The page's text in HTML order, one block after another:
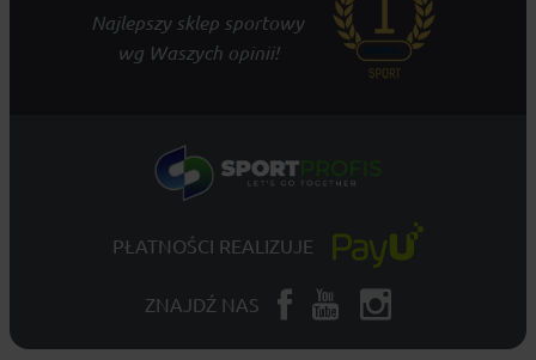
Najlepszy sklep sportowy
wg Waszych opinii!
PŁATNOŚCI REALIZUJE
ZNAJDŹ NAS